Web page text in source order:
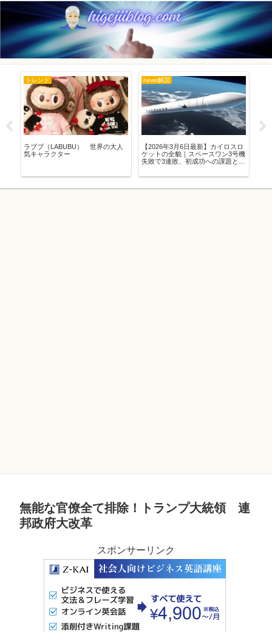
トレンド
ラブブ（LABUBU） 世界の大人
気キャラクター
news解説
【2026年3月6日最新】カイロスロ
ケットの全貌｜スペースワン3号機
失敗で3連敗、初成功への課題とス
説
無能な官僚全て排除！トランプ大統領 連
邦政府大改革
スポンサーリンク